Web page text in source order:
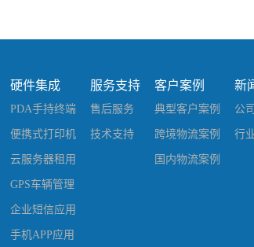
硬件集成
PDA手持终端
便携式打印机
云服务器租用
GPS车辆管理
企业短信应用
手机APP应用
服务支持
售后服务
技术支持
客户案例
典型客户案例
跨境物流案例
国内物流案例
新
公
行